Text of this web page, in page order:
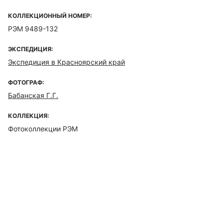
КОЛЛЕКЦИОННЫЙ НОМЕР:
РЭМ 9489-132
ЭКСПЕДИЦИЯ:
Экспедиция в Красноярский край
ФОТОГРАФ:
Бабанская Г.Г.
КОЛЛЕКЦИЯ:
Фотоколлекции РЭМ